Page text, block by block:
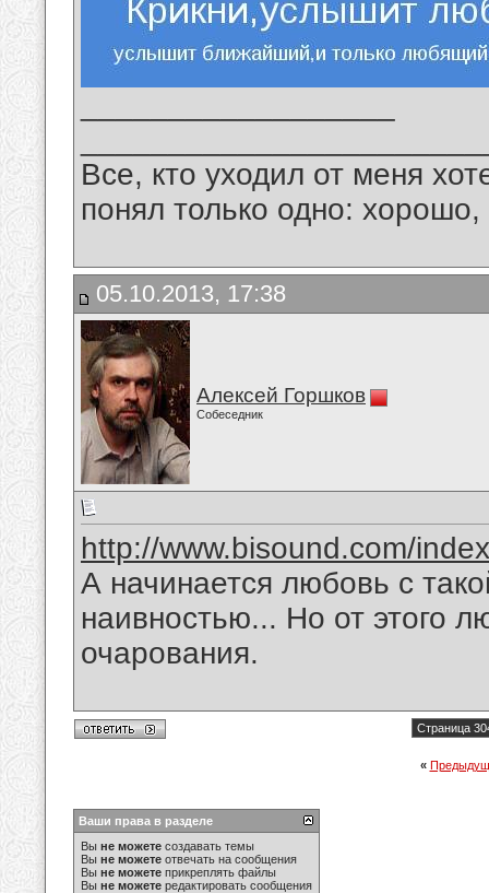
Все, кто уходил от меня
понял только одно:
05.10.2013, 17:38
Алексей Горшков
Собеседник
http://www.bisound.com/
А начинается любовь с
наивностью... Но от этого
очарования.
Страница
«
Ваши права в разделе
Вы не можете создавать темы
Вы не можете отвечать на сообщения
Вы не можете прикреплять файлы
Вы не можете редактировать сообщения